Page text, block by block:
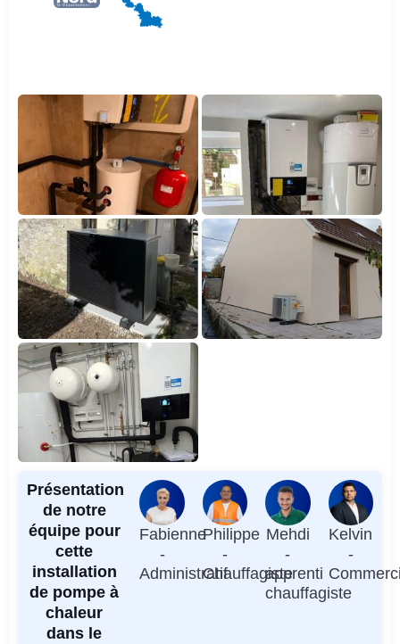
Présentation
de notre
équipe pour
cette
installation
de pompe à
chaleur
dans le
Fabienne
-
Administratif
Philippe
-
Chauffagiste
Mehdi
-
apprenti
chauffagiste
Kelvin
-